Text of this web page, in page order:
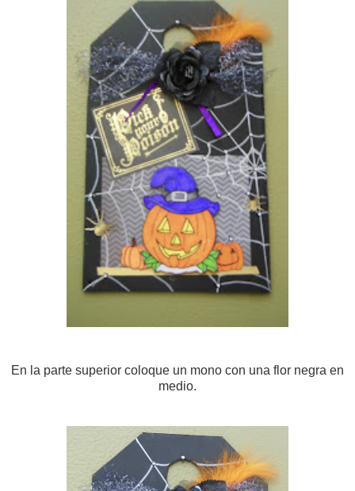
En la parte superior coloque un mono con una flor negra en
medio.